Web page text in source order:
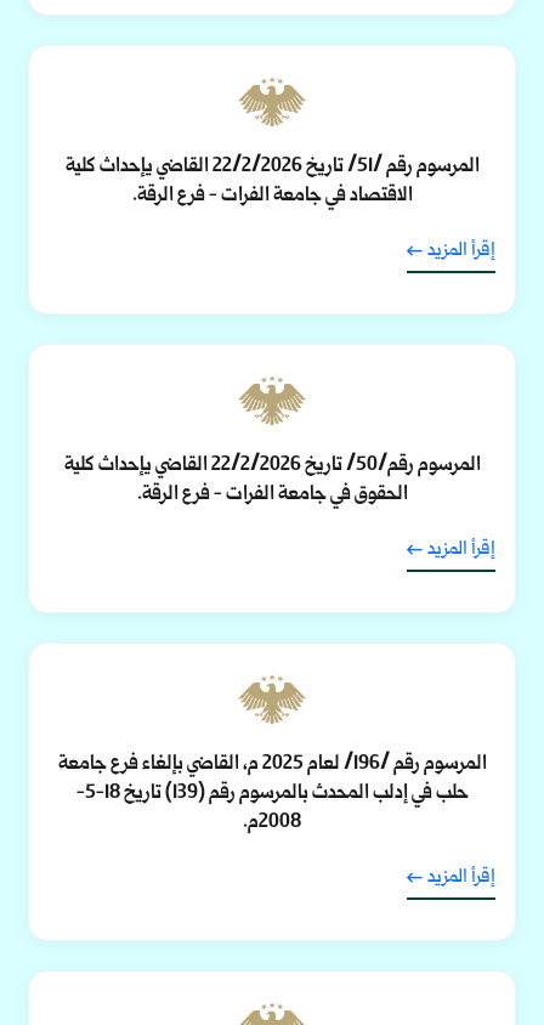
المرسوم رقم /51/ تاريخ 22/2/2026 القاضي يإحداث كلية
الاقتصاد في جامعة الفرات - فرع الرقة.
إقرأ المزيد
المرسوم رقم/50/ تاريخ 22/2/2026 القاضي يإحداث كلية
الحقوق في جامعة الفرات - فرع الرقة.
إقرأ المزيد
المرسوم رقم /196/ لعام 2025 م، القاضي بإلغاء فرع جامعة
حلب في إدلب المحدث بالمرسوم رقم (139) تاريخ 18-5-
2008م.
إقرأ المزيد